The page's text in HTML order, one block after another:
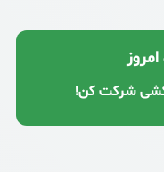
شرکت کن!